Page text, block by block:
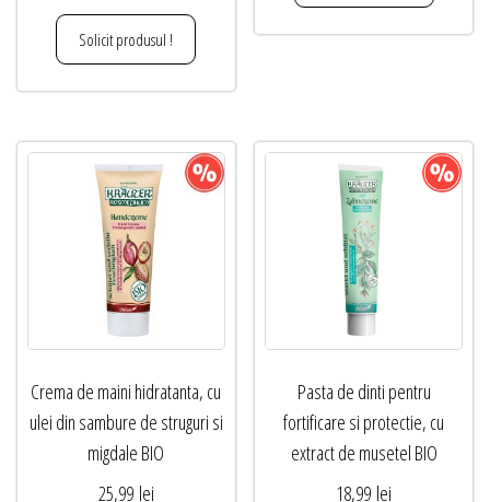
Solicit produsul !
Crema de maini hidratanta, cu
ulei din sambure de struguri si
migdale BIO
25,99 lei
Pasta de dinti pentru
fortificare si protectie, cu
extract de musetel BIO
18,99 lei